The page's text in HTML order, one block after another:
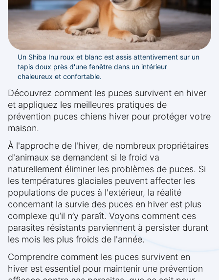
Un Shiba Inu roux et blanc est assis attentivement sur un
tapis doux près d'une fenêtre dans un intérieur
chaleureux et confortable.
Découvrez comment les puces survivent en hiver
et appliquez les meilleures pratiques de
prévention puces chiens hiver pour protéger votre
maison.
À l'approche de l'hiver, de nombreux propriétaires
d'animaux se demandent si le froid va
naturellement éliminer les problèmes de puces. Si
les températures glaciales peuvent affecter les
populations de puces à l'extérieur, la réalité
concernant la survie des puces en hiver est plus
complexe qu’il n’y paraît. Voyons comment ces
parasites résistants parviennent à persister durant
les mois les plus froids de l'année.
Comprendre comment les puces survivent en
hiver est essentiel pour maintenir une prévention